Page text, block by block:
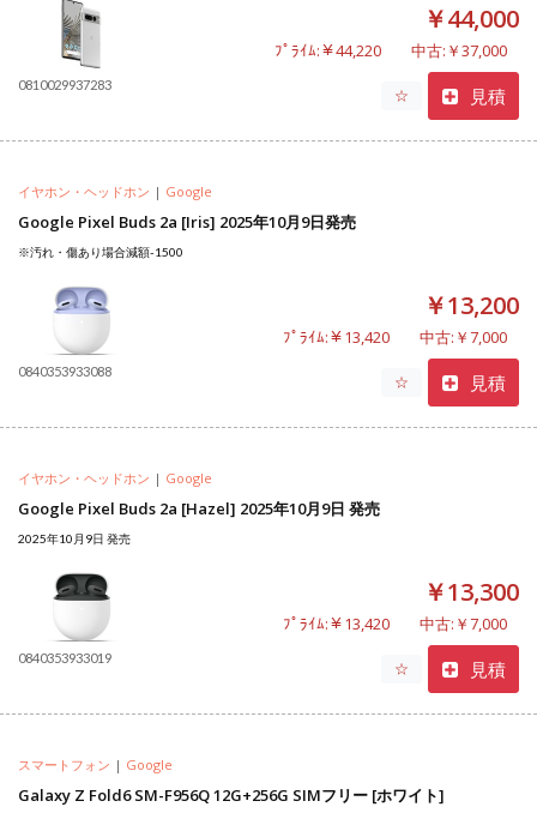
0810029937283
￥44,000
ﾌﾟﾗｲﾑ:￥44,220 中古:￥37,000
☆ 見積
イヤホン・ヘッドホン | Google
Google Pixel Buds 2a [Iris] 2025年10月9日発売
※汚れ・傷あり場合減額-1500
0840353933088
￥13,200
ﾌﾟﾗｲﾑ:￥13,420 中古:￥7,000
☆ 見積
イヤホン・ヘッドホン | Google
Google Pixel Buds 2a [Hazel] 2025年10月9日 発売
2025年10月9日 発売
0840353933019
￥13,300
ﾌﾟﾗｲﾑ:￥13,420 中古:￥7,000
☆ 見積
スマートフォン | Google
Galaxy Z Fold6 SM-F956Q 12G+256G SIMフリー [ホワイト]